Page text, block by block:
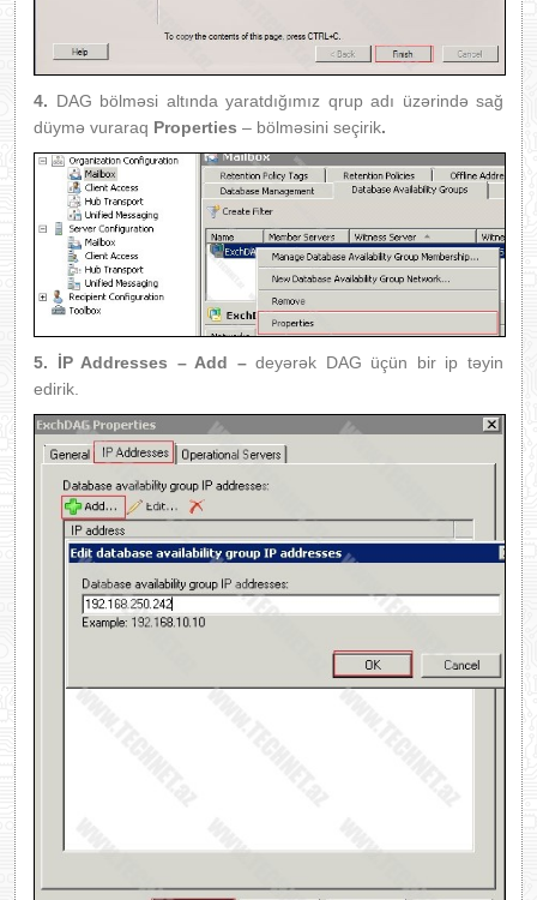
4. DAG bölməsi altında yaratdığımız qrup adı üzərində sağ
düymə vuraraq Properties – bölməsini seçirik.
5. İP Addresses – Add –deyərək DAG üçün bir ip təyin
edirik.